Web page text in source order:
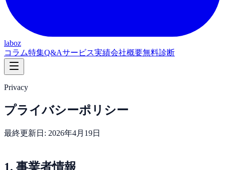
laboz
コラム特集Q&Aサービス実績会社概要無料診断
Privacy
プライバシーポリシー
最終更新日: 2026年4月19日
1. 事業者情報